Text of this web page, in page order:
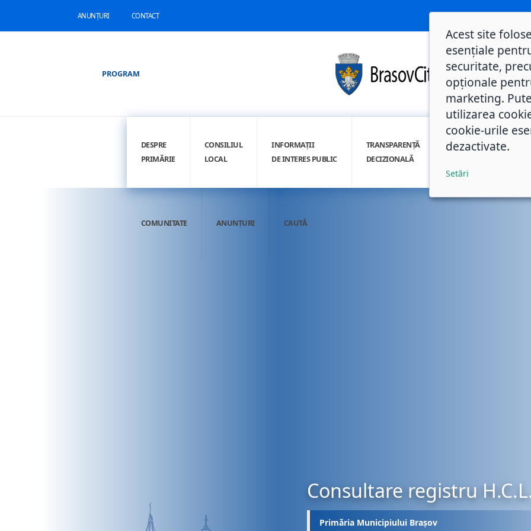
ANUNȚURI CONTACT
PROGRAM
DESPRE
PRIMĂRIE
CONSILIUL
LOCAL
INFORMAȚII
DE INTERES PUBLIC
TRANSPARENȚĂ
DECIZIONALĂ
INTEGRITATE
COMUNITATE ANUNȚURI CAUTĂ
Consultare registru
Primăria Municipiului Brașov
Acest site
esențiale
securitate,
opționale
marketing.
utilizarea
cookie-urile
dezactivate.
Setări